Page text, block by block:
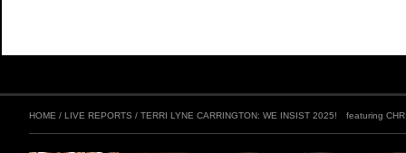
HOME / LIVE REPORTS / TERRI LYNE CARRINGTON: WE INSIST 2025! featuring